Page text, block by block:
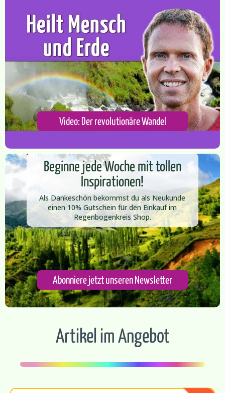
Video: Der revolutionäre Wandel
Beginne jede Woche mit tollen
Inspirationen!
Als Dankeschön bekommst du als Neukunde
einen 10% Gutschein für den Einkauf im
Regenbogenkreis Shop.​
Abonniere jetzt unseren Newsletter
Artikel im Angebot